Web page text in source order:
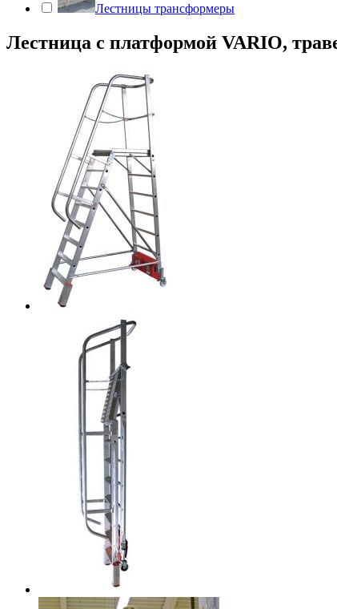
Лестницы трансформеры
Лестница с платформой VARIO,